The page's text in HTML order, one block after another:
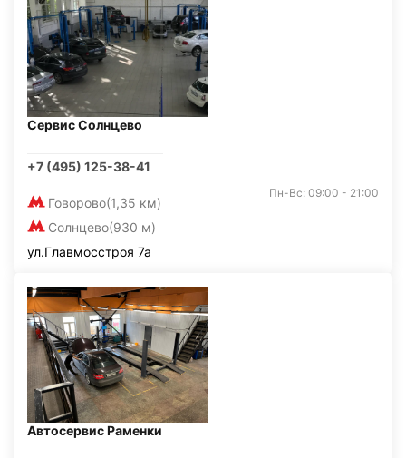
Сервис Солнцево
+7 (495) 125-38-41
Говорово(1,35 км)
Солнцево(930 м)
Пн-Вс: 09:00 - 21:00
ул.Главмосстроя 7а
Автосервис Раменки